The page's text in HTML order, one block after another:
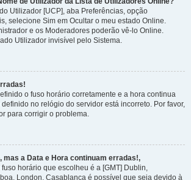
Utilizador [UCP], aba Preferências, opção
selecione Sim em Ocultar o meu estado Online.
e os Moderadores poderão vê-lo Online.
Utilizador invisível pelo Sistema.
o fuso horário corretamente e a hora continua
no relógio do servidor está incorreto. Por favor,
para corrigir o problema.
mas a Data e Hora continuam erradas!,
horário que escolheu é a [GMT] Dublin,
London, Casablanca é possível que seja devido à